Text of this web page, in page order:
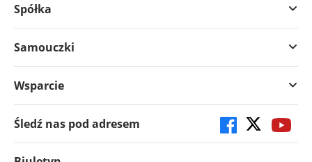
Spółka
Samouczki
Wsparcie
Śledź nas pod adresem